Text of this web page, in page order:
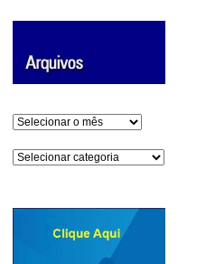
Arquivos
Categorias